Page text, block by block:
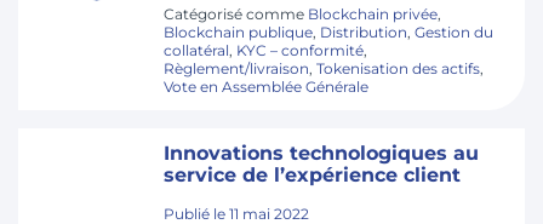
Catégorisé comme Blockchain privée,
Blockchain publique, Distribution, Gestion du
collatéral, KYC – conformité,
Règlement/livraison, Tokenisation des actifs,
Vote en Assemblée Générale
Innovations technologiques au
service de l’expérience client
Publié le 11 mai 2022